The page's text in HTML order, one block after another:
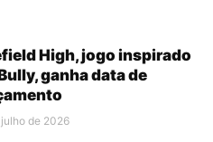
High, jogo inspirado
ganha data de
julho de 2026